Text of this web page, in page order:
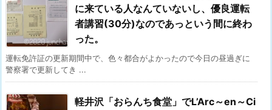
に来ている人なんていないし、優良運転
者講習(30分)なのであっという間に終わ
った。
運転免許証の更新期間中で、色々都合がよかったので今日の昼過ぎに
警察署で更新してき ...
軽井沢「おらんち食堂」でL’Arc～en～Ci